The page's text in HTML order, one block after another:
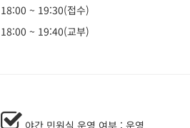
18:00 ~ 19:30(접수)
18:00 ~ 19:40(교부)
야간 민원실 운영 여부 : 운영